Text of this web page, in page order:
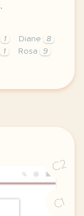
1 Diane
8
1 Rosa
9
saynete 9 le
C2
C1